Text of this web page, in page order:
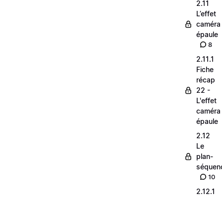
2.11
L’effet
caméra
épaule
8
2.11.1
Fiche
récap
22 -
L'effet
caméra
épaule
2.12
Le
plan-
10
2.12.1